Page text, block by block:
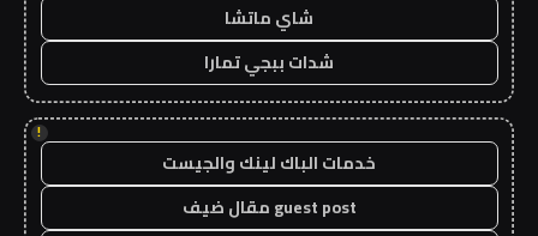
شاي ماتشا
شدات ببجي تمارا
!
خدمات الباك لينك والجيست
guest post مقال ضيف